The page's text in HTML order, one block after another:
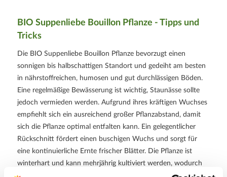
BIO Suppenliebe Bouillon Pflanze - Tipps und
Tricks
Die BIO Suppenliebe Bouillon Pflanze bevorzugt einen
sonnigen bis halbschattigen Standort und gedeiht am besten
in nährstoffreichen, humosen und gut durchlässigen Böden.
Eine regelmäßige Bewässerung ist wichtig, Staunässe sollte
jedoch vermieden werden. Aufgrund ihres kräftigen Wuchses
empfiehlt sich ein ausreichend großer Pflanzabstand, damit
sich die Pflanze optimal entfalten kann. Ein gelegentlicher
Rückschnitt fördert einen buschigen Wuchs und sorgt für
eine kontinuierliche Ernte frischer Blätter. Die Pflanze ist
winterhart und kann mehrjährig kultiviert werden, wodurch
sie langfristig eine zuverlässige Ernte liefert.